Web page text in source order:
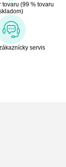
tovaru (99 % tovaru
servis